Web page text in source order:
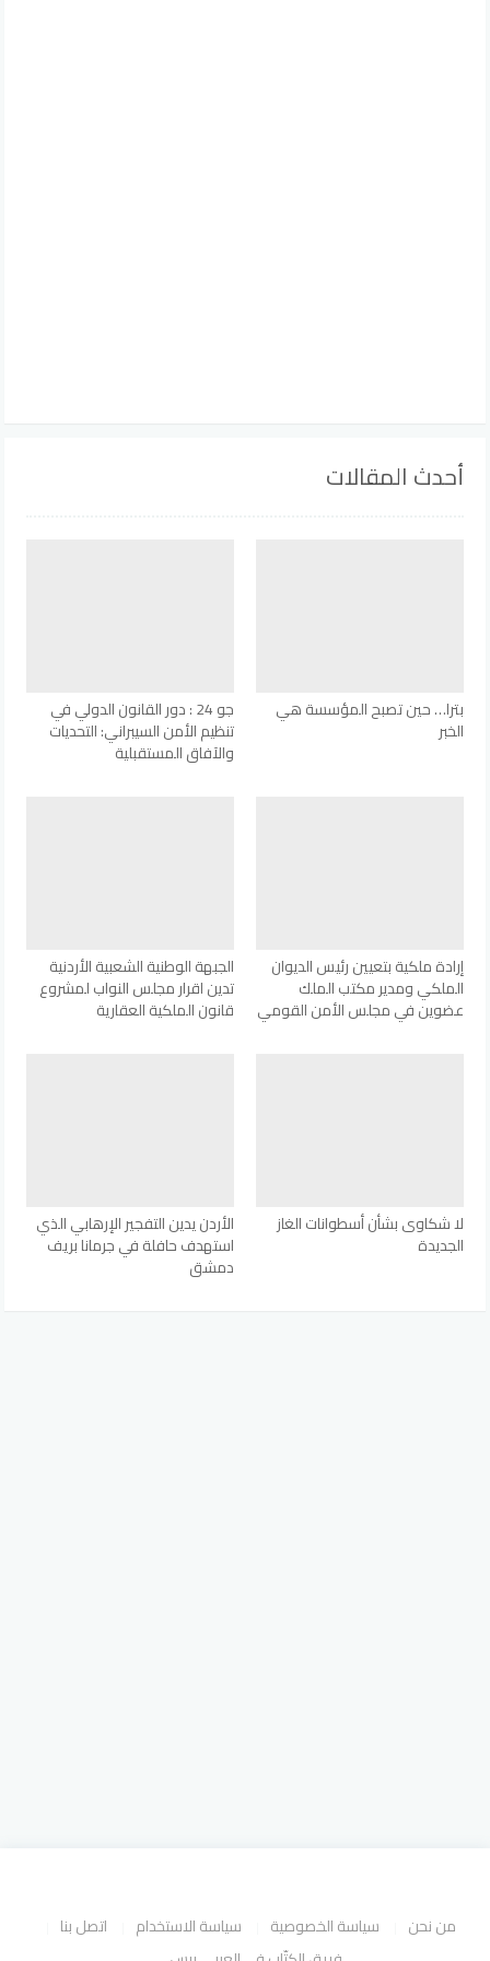
أحدث المقالات
بترا… حين تصبح المؤسسة هي
الخبر
جو 24 : دور القانون الدولي في
تنظيم الأمن السيبراني: التحديات
والآفاق المستقبلية
إرادة ملكية بتعيين رئيس الديوان
الملكي ومدير مكتب الملك
عضوين في مجلس الأمن القومي
الجبهة الوطنية الشعبية الأردنية
تدين اقرار مجلس النواب لمشروع
قانون الملكية العقارية
لا شكاوى بشأن أسطوانات الغاز
الجديدة
الأردن يدين التفجير الإرهابي الذي
استهدف حافلة في جرمانا بريف
دمشق
من نحن سياسة الخصوصية سياسة الاستخدام
اتصل بنا